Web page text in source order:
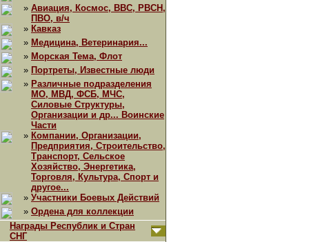
» Авиация, Космос, ВВС, РВСН,
ПВО, в/ч
» Кавказ
» Медицина, Ветеринария...
» Морская Тема, Флот
» Портреты, Известные люди
» Различные подразделения
МО, МВД, ФСБ, МЧС,
Силовые Структуры,
Организации и др... Воинские
Части
» Компании, Организации,
Предприятия, Строительство,
Транспорт, Сельское
Хозяйство, Энергетика,
Торговля, Культура, Спорт и
другое...
» Участники Боевых Действий
» Ордена для коллекции
Награды Республик и Стран
СНГ